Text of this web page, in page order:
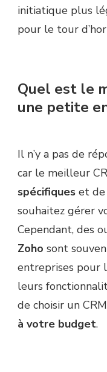
initiatique plus
pour le tour
Quel est le
une petite
Il n’y a pas de
car le meilleur
spécifiques et de
souhaitez gérer
Cependant, des
Zoho sont
entreprises pour
leurs
de choisir un
à votre budget.